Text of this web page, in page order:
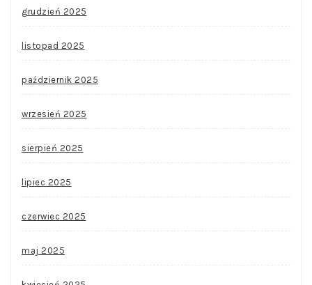
grudzień 2025
listopad 2025
październik 2025
wrzesień 2025
sierpień 2025
lipiec 2025
czerwiec 2025
maj 2025